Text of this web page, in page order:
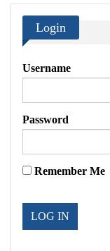
Login
Username
Password
Remember Me